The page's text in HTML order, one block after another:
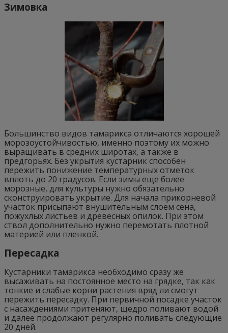
Зимовка
Большинство видов тамарикса отличаются хорошей
морозоустойчивостью, именно поэтому их можно
выращивать в средних широтах, а также в
предгорьях. Без укрытия кустарник способен
пережить понижение температурных отметок
вплоть до 20 градусов. Если зимы еще более
морозные, для культуры нужно обязательно
сконструировать укрытие. Для начала прикорневой
участок присыпают внушительным слоем сена,
пожухлых листьев и древесных опилок. При этом
ствол дополнительно нужно перемотать плотной
материей или пленкой.
Пересадка
Кустарники тамарикса необходимо сразу же
высаживать на постоянное место на грядке, так как
тонкие и слабые корни растения вряд ли смогут
пережить пересадку. При первичной посадке участок
с насаждениями притеняют, щедро поливают водой
и далее продолжают регулярно поливать следующие
20 дней.